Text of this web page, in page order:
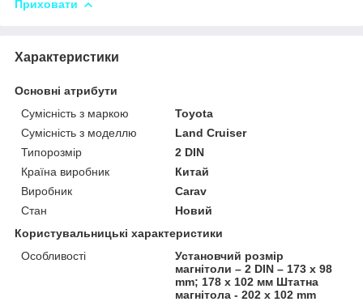
Приховати
Характеристики
Основні атрибути
Сумісність з маркою
Toyota
Сумісність з моделлю
Land Cruiser
Типорозмір
2 DIN
Країна виробник
Китай
Виробник
Carav
Стан
Новий
Користувальницькі характеристики
Особливості
Установчий розмір
магнітоли – 2 DIN – 173 x 98
mm; 178 x 102 мм Штатна
магнітола - 202 x 102 mm